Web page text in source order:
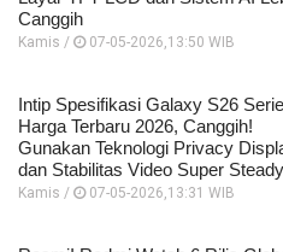
Canggih
Kamis / 07-05-2026,13:50 WIB
Intip Spesifikasi Galaxy S26
Harga Terbaru 2026, Canggih!
Gunakan Teknologi Privacy
dan Stabilitas Video Super Steady
Kamis / 07-05-2026,13:31 WIB